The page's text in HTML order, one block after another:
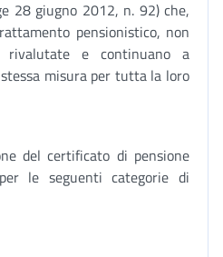
28 giugno 2012, n. 92) che,
pensionistico, non
rivalutate e continuano a
misura per tutta la loro
del certificato di pensione
le seguenti categorie di